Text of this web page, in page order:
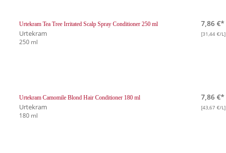
Urtekram Tea Tree Irritated Scalp Spray Conditioner 250 ml
Urtekram
250 ml
7,86 €*
[31,44 €/L]
Urtekram Camomile Blond Hair Conditioner 180 ml
Urtekram
180 ml
7,86 €*
[43,67 €/L]